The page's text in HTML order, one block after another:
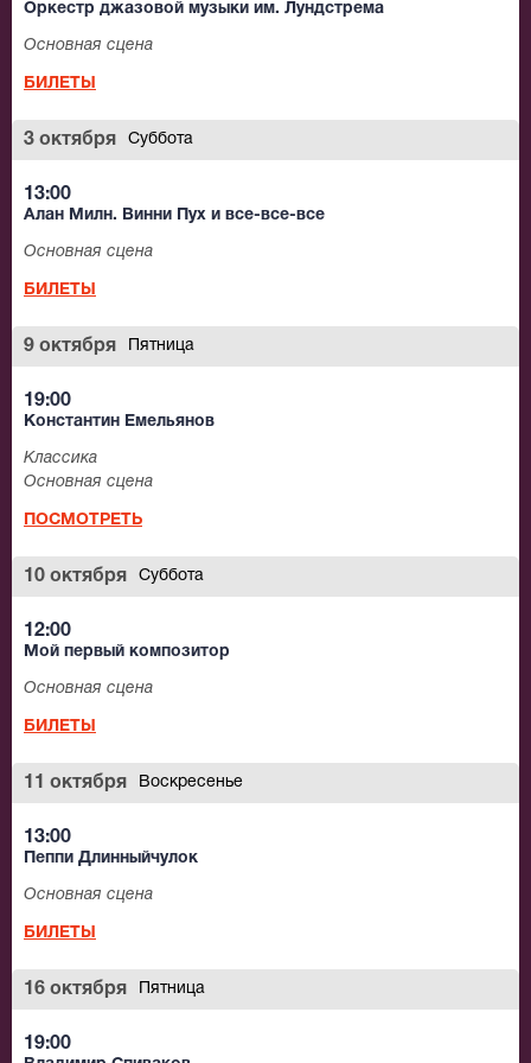
Оркестр джазовой музыки им. Лундстрема
Основная сцена
БИЛЕТЫ
3 октября Суббота
13:00
Алан Милн. Винни Пух и все-все-все
Основная сцена
БИЛЕТЫ
9 октября Пятница
19:00
Константин Емельянов
Классика
Основная сцена
ПОСМОТРЕТЬ
10 октября Суббота
12:00
Мой первый композитор
Основная сцена
БИЛЕТЫ
11 октября Воскресенье
13:00
Пеппи Длинныйчулок
Основная сцена
БИЛЕТЫ
16 октября Пятница
19:00